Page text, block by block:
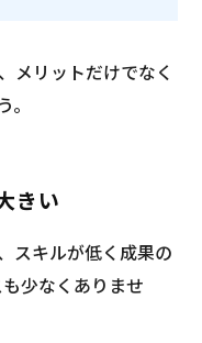
メリットだけでなく
きい
スキルが低く成果の
少なくありませ